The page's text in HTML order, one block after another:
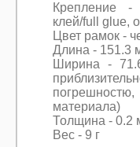
Крепление
клей/full glue,
Цвет рамок -
Длина - 151.3
Ширина -
материала)
Толщина - 0.2
Вес - 9 г